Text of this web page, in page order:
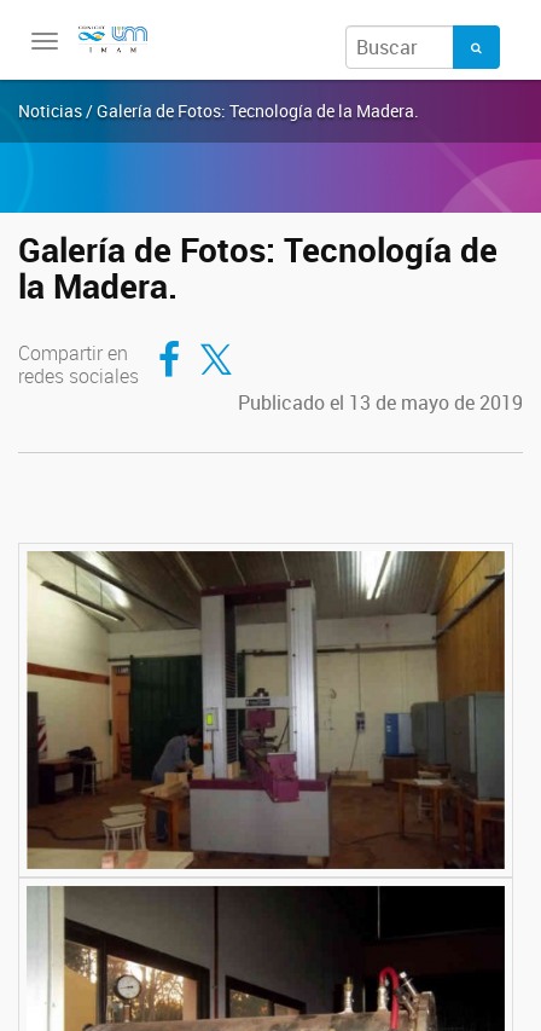
Toggle
Noticias / Galería de Fotos: Tecnología de la Madera.
Galería de Fotos: Tecnología de
la Madera.
Compartir en
redes sociales
Compartir en Facebook
Compartir en Twitter
Publicado el 13 de mayo de 2019